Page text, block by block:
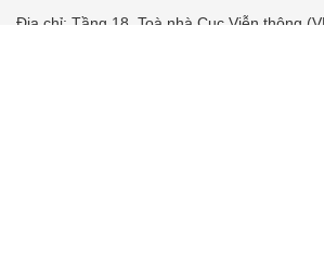
Địa chỉ: Tầng 18, Toà nhà Cục Viễn thông